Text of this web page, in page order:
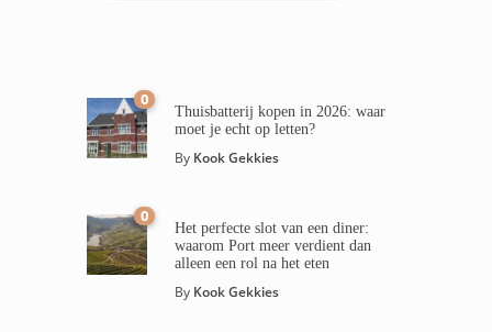
0
Thuisbatterij kopen in 2026: waar
moet je echt op letten?
By Kook Gekkies
0
Het perfecte slot van een diner:
waarom Port meer verdient dan
alleen een rol na het eten
By Kook Gekkies